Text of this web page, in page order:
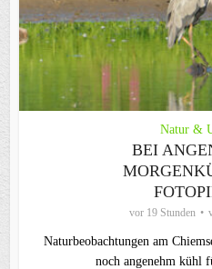
Natur &
BEI
vor 19 Stunden
Naturbeobachtungen am
noch angenehm kühl